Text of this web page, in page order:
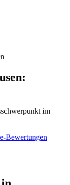
im
Bewertungen